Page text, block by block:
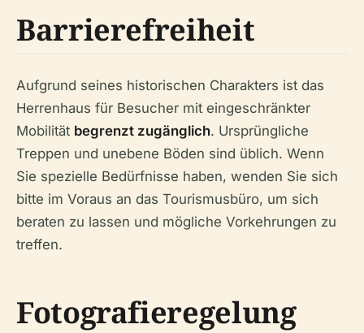
Barrierefreiheit
Aufgrund seines historischen Charakters ist das
Herrenhaus für Besucher mit eingeschränkter
Mobilität begrenzt zugänglich. Ursprüngliche
Treppen und unebene Böden sind üblich. Wenn
Sie spezielle Bedürfnisse haben, wenden Sie sich
bitte im Voraus an das Tourismusbüro, um sich
beraten zu lassen und mögliche Vorkehrungen zu
treffen.
Fotografieregelung